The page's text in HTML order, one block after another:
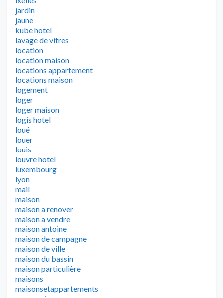
jardin
jaune
kube hotel
lavage de vitres
location
location maison
locations appartement
locations maison
logement
loger
loger maison
logis hotel
loué
louer
louis
louvre hotel
luxembourg
lyon
mail
maison
maison a renover
maison a vendre
maison antoine
maison de campagne
maison de ville
maison du bassin
maison particulière
maisons
maisonsetappartements